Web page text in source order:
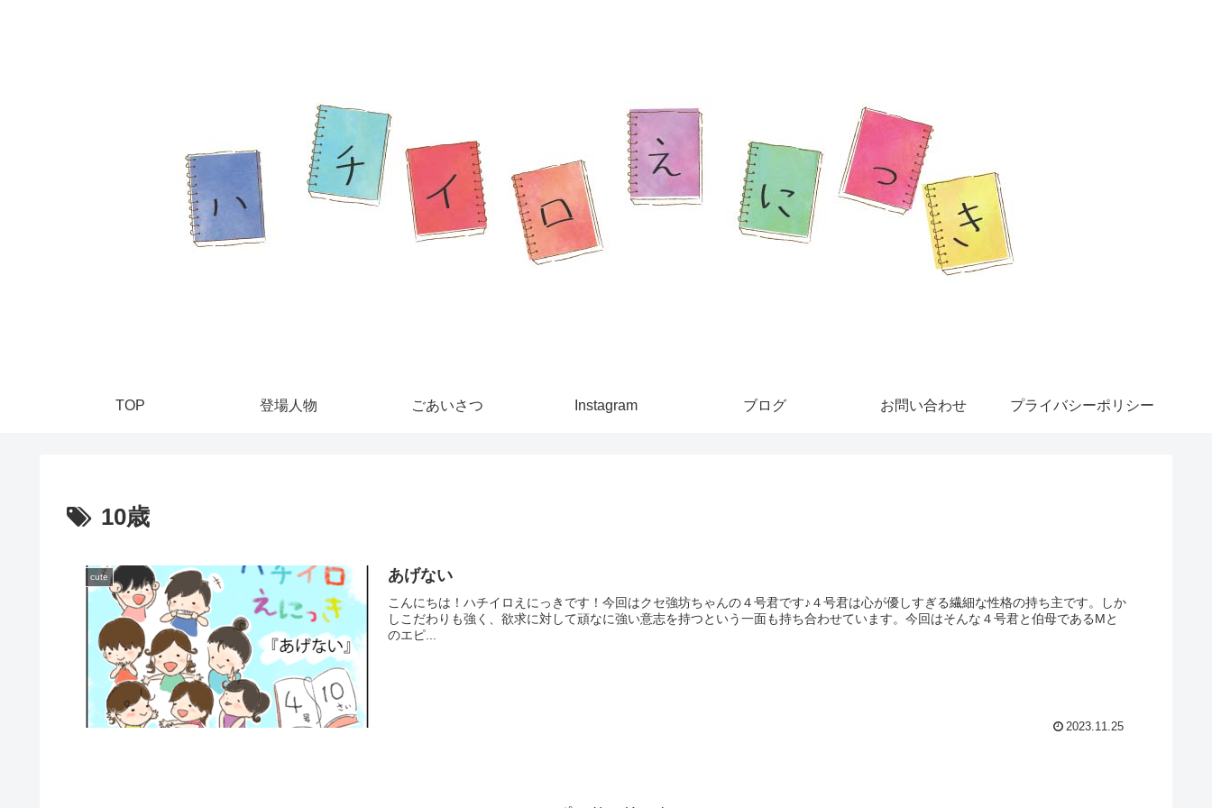
TOP 登場人物 ごあいさつ Instagram ブログ お問い合わせ プライバシーポリシー
10歳
cute あげない
こんにちは！ハチイロえにっきです！今回はクセ強坊ちゃんの４号君です♪４号君は心が優しすぎる繊細な性格の持ち主です。しか
しこだわりも強く、欲求に対して頑なに強い意志を持つという一面も持ち合わせています。今回はそんな４号君と伯母であるMと
のエピ...
2023.11.25